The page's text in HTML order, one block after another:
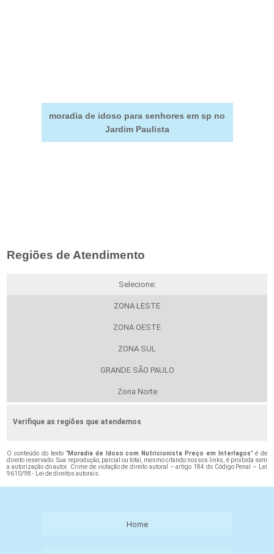
moradia de idoso para senhores em sp no
Jardim Paulista
Regiões de Atendimento
Selecione:
ZONA LESTE
ZONA OESTE
ZONA SUL
GRANDE SÃO PAULO
Zona Norte
Verifique as regiões que atendemos
O conteúdo do texto "Moradia de Idoso com Nutricionista Preço em Interlagos" é de
direito reservado. Sua reprodução, parcial ou total, mesmo citando nossos links, é proibida sem
a autorização do autor. Crime de violação de direito autoral – artigo 184 do Código Penal –
Lei
9610/98 - Lei de direitos autorais
Home